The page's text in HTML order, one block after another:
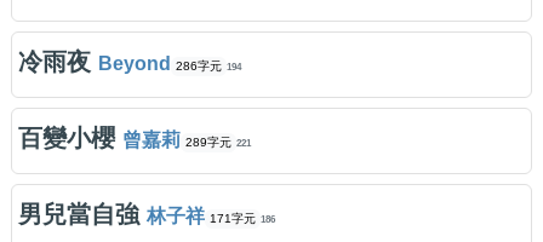
冷雨夜 Beyond 286字元 194
百變小櫻 曾嘉莉 289字元 221
男兒當自強 林子祥 171字元 186